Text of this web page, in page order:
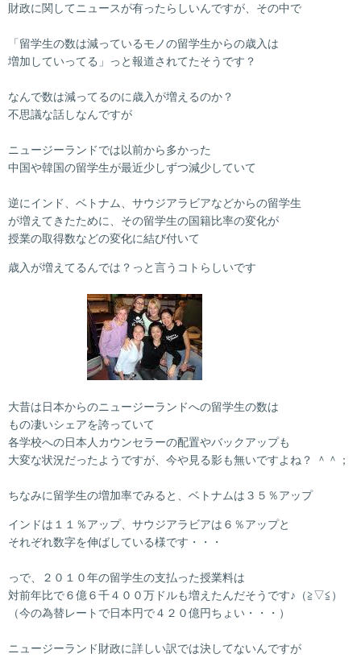
財政に関してニュースが有ったらしいんですが、その中で
「留学生の数は減っているモノの留学生からの歳入は
増加していってる」っと報道されてたそうです？
なんで数は減ってるのに歳入が増えるのか？
不思議な話しなんですが
ニュージーランドでは以前から多かった
中国や韓国の留学生が最近少しずつ減少していて
逆にインド、ベトナム、サウジアラビアなどからの留学生
が増えてきたために、その留学生の国籍比率の変化が
授業の取得数などの変化に結び付いて
歳入が増えてるんでは？っと言うコトらしいです
大昔は日本からのニュージーランドへの留学生の数は
もの凄いシェアを誇っていて
各学校への日本人カウンセラーの配置やバックアップも
大変な状況だったようですが、今や見る影も無いですよね？ ＾＾；
ちなみに留学生の増加率でみると、ベトナムは３５％アップ
インドは１１％アップ、サウジアラビアは６％アップと
それぞれ数字を伸ばしている様です・・・
っで、２０１０年の留学生の支払った授業料は
対前年比で６億６千４００万ドルも増えたんだそうです♪（≧▽≦）
（今の為替レートで日本円で４２０億円ちょい・・・）
ニュージーランド財政に詳しい訳では決してないんですが